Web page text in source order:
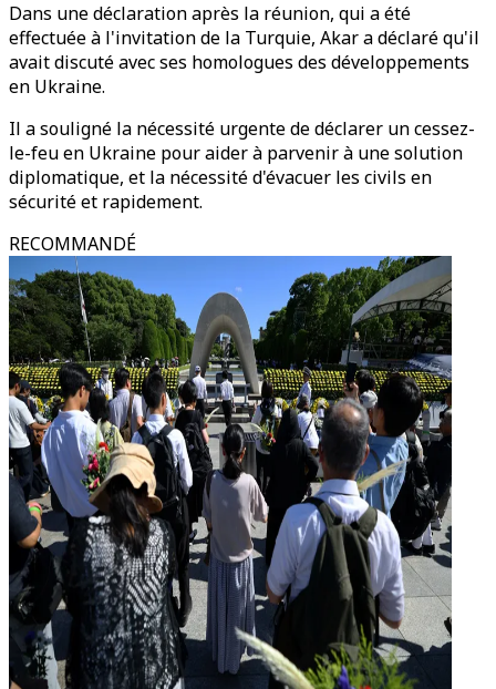
Dans une déclaration après la réunion, qui a été
effectuée à l'invitation de la Turquie, Akar a déclaré qu'il
avait discuté avec ses homologues des développements
en Ukraine.
Il a souligné la nécessité urgente de déclarer un cessez-
le-feu en Ukraine pour aider à parvenir à une solution
diplomatique, et la nécessité d'évacuer les civils en
sécurité et rapidement.
RECOMMANDÉ